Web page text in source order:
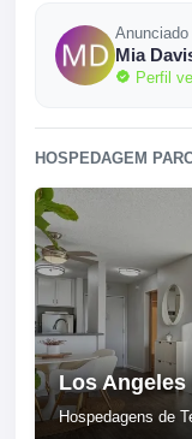
Anunciado
Mia
Perfil
HOSPEDAGEM
Los
Hospedagens de